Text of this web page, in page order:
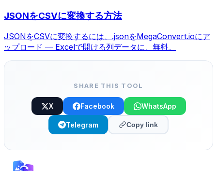
JSONをCSVに変換する方法
JSONをCSVに変換するには、.jsonをMegaConvert.ioにア
ップロード — Excelで開ける列データに、無料。
SHARE THIS TOOL
X Facebook WhatsApp
Telegram Copy link